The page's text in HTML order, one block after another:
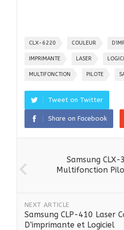
CLX-6220 COULEUR
IMPRIMANTE LASER
MULTIFONCTION PILOTE
Tweet on Twitter
Share on Facebook
Samsung
Multifonction
NEXT ARTICLE
Samsung CLP-410 Laser
D’imprimante et Logiciel